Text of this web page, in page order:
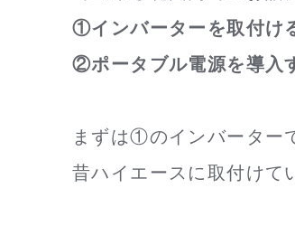
①インバーターを取付け
②ポータブル電源を導入
まずは①のインバーター
昔ハイエースに取付けて